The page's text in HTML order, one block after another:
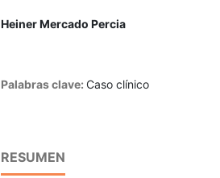
Heiner Mercado Percia
Palabras clave: Caso clínico
RESUMEN